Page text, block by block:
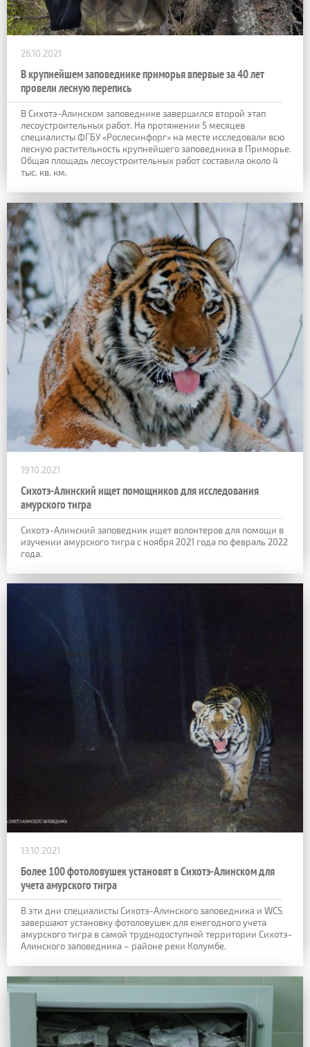
26.10.2021
В крупнейшем заповеднике приморья впервые за 40 лет
провели лесную перепись
В Сихотэ-Алинском заповеднике завершился второй этап
лесоустроительных работ. На протяжении 5 месяцев
специалисты ФГБУ «Рослесинфорг» на месте исследовали всю
лесную растительность крупнейшего заповедника в Приморье.
Общая площадь лесоустроительных работ составила около 4
тыс. кв. км.
19.10.2021
Сихотэ-Алинский ищет помощников для исследования
амурского тигра
Сихотэ-Алинский заповедник ищет волонтеров для помощи в
изучении амурского тигра с ноября 2021 года по февраль 2022
года.
13.10.2021
Более 100 фотоловушек установят в Сихотэ-Алинском для
учета амурского тигра
В эти дни специалисты Сихотэ-Алинского заповедника и WCS
завершают установку фотоловушек для ежегодного учета
амурского тигра в самой труднодоступной территории Сихотэ-
Алинского заповедника – районе реки Колумбе.